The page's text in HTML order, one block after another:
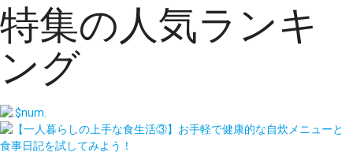
特集の人気ランキ
ング